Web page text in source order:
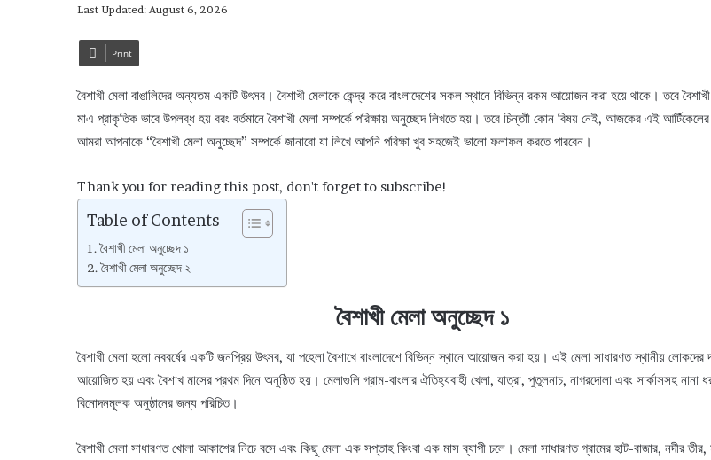
Last Updated: August 6, 2026
Print
বৈশাখী মেলা বাঙালিদের অন্যতম একটি উৎসব। বৈশাখী মেলাকে কেন্দ্র করে বাংলাদেশের সকল স্থানে বিভিন্ন রকম আয়োজন করা হয়ে থাকে। তবে
মাএ প্রাকৃতিক ভাবে উপলব্ধ হয় বরং বর্তমানে বৈশাখী মেলা সম্পর্কে পরিক্ষায় অনুচ্ছেদ লিখতে হয়। তবে চিন্তাী কোন বিষয় নেই, আজকের এই
আমরা আপনাকে “বৈশাখী মেলা অনুচ্ছেদ” সম্পর্কে জানাবো যা লিখে আপনি পরিক্ষা খুব সহজেই ভালো ফলাফল করতে পারবেন।
Thank you for reading this post, don't forget to subscribe!
Table of Contents
বৈশাখী মেলা অনুচ্ছেদ ১
বৈশাখী মেলা অনুচ্ছেদ ২
বৈশাখী মেলা অনুচ্ছেদ ১
বৈশাখী মেলা হলো নববর্ষের একটি জনপ্রিয় উৎসব, যা পহেলা বৈশাখে বাংলাদেশে বিভিন্ন স্থানে আয়োজন করা হয়। এই মেলা সাধারণত স্থানীয় লোকদের
আয়োজিত হয় এবং বৈশাখ মাসের প্রথম দিনে অনুষ্ঠিত হয়। মেলাগুলি গ্রাম-বাংলার ঐতিহ্যবাহী খেলা, যাত্রা, পুতুলনাচ, নাগরদোলা এবং সার্কাসসহ নানা
বিনোদনমূলক অনুষ্ঠানের জন্য পরিচিত।
বৈশাখী মেলা সাধারণত খোলা আকাশের নিচে বসে এবং কিছু মেলা এক সপ্তাহ কিংবা এক মাস ব্যাপী চলে। মেলা সাধারণত গ্রামের হাট-বাজার, নদীর তীর,